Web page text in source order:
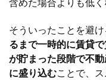
そういったことを避け
るまで一時的に賃貸
が貯まった段階で不
に盛り込むことで、